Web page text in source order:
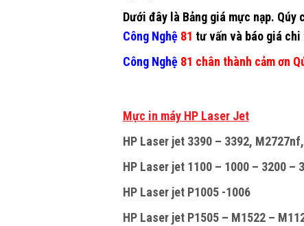
Dưới đây là Bảng giá mực nạp.
Công Nghệ 81 tư vấn và báo giá
Công Nghệ 81 chân thành cảm ơn
Mực in máy HP Laser Jet
HP Laser jet 3390 – 3392,
HP Laser jet 1100 – 1000 – 3200 –
HP Laser jet P1005 -1006
HP Laser jet P1505 – M1522 –